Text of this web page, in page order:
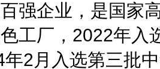
强企业，是国家
工厂，2022年入
2月入选第三批